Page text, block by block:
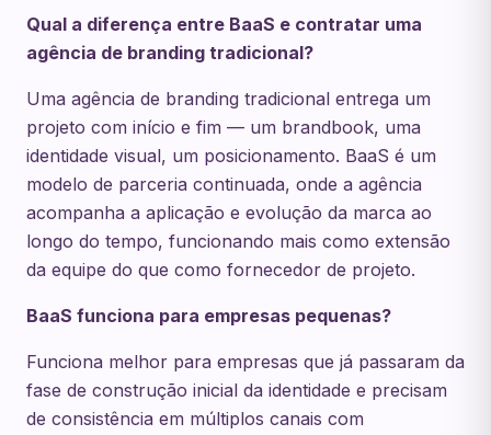
Qual a diferença entre BaaS e contratar uma
agência de branding tradicional?
Uma agência de branding tradicional entrega um
projeto com início e fim — um brandbook, uma
identidade visual, um posicionamento. BaaS é um
modelo de parceria continuada, onde a agência
acompanha a aplicação e evolução da marca ao
longo do tempo, funcionando mais como extensão
da equipe do que como fornecedor de projeto.
BaaS funciona para empresas pequenas?
Funciona melhor para empresas que já passaram da
fase de construção inicial da identidade e precisam
de consistência em múltiplos canais com